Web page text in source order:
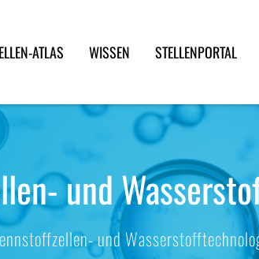
ATLAS WISSEN STELLENPORTAL
und
und